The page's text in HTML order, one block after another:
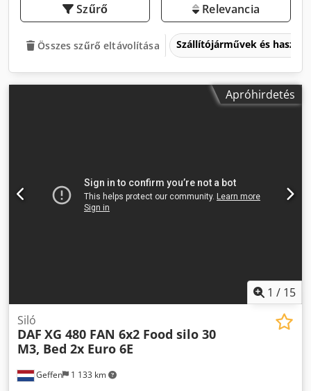
Szűrő Relevancia
Összes szűrő eltávolítása Szállítójárművek és
Apróhirdetés
1 / 15
Geffen 1 133 km
Siló
DAF XG 480 FAN 6x2 Food silo 30
M3, Bed 2x Euro 6E